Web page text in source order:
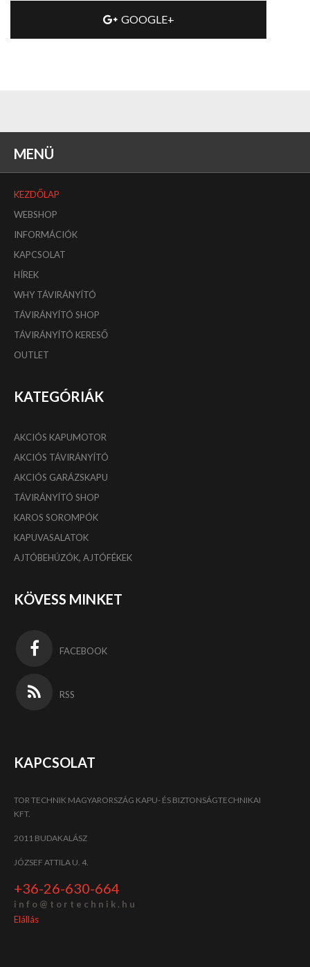
GOOGLE+
MENÜ
KEZDŐLAP
WEBSHOP
INFORMÁCIÓK
KAPCSOLAT
HÍREK
WHY TÁVIRÁNYÍTÓ
TÁVIRÁNYÍTÓ SHOP
TÁVIRÁNYÍTÓ KERESŐ
OUTLET
KATEGÓRIÁK
AKCIÓS KAPUMOTOR
AKCIÓS TÁVIRÁNYÍTÓ
AKCIÓS GARÁZSKAPU
TÁVIRÁNYÍTÓ SHOP
KAROS SOROMPÓK
KAPUVASALATOK
AJTÓBEHÚZÓK, AJTÓFÉKEK
KÖVESS MINKET
FACEBOOK
RSS
KAPCSOLAT
TOR TECHNIK MAGYARORSZÁG KAPU- ÉS BIZTONSÁGTECHNIKAI
KFT.
2011 BUDAKALÁSZ
JÓZSEF ATTILA U. 4.
+36-26-630-664
i n f o @ t o r t e c h n i k . h u
Elállás